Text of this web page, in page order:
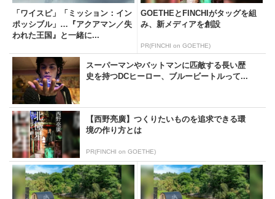
「ワイスピ」「ミッション：イン
ポッシブル」…『アクアマン／失
われた王国』と一緒に...
GOETHEとFINCHIがタッグを組
み、新メディアを創設
PR(FINCHI on GOETHE)
スーパーマンやバットマンに匹敵する長い歴
史を持つDCヒーロー、ブルービートルって...
【西野亮廣】つくりたいものを追求できる環
境の作り方とは
PR(FINCHI on GOETHE)